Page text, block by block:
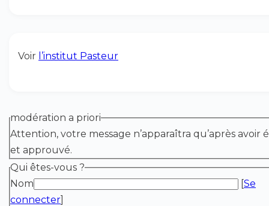
Voir l’institut Pasteur
modération a priori
Attention, votre message n’apparaîtra qu’après avoir
et approuvé.
Qui êtes-vous ?
Nom
[Se
connecter]